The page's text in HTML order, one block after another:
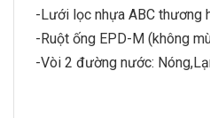
-Lưới lọc nhựa ABC thương
-Ruột ống EPD-M (không
-Vòi 2 đường nước: